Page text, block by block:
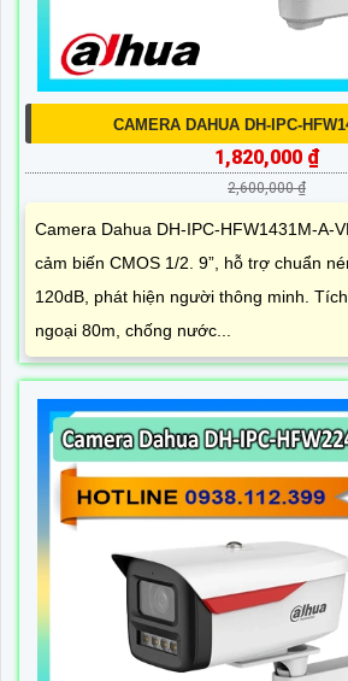
CAMERA DAHUA DH-IPC-
1,820,000 ₫
2,600,000 ₫
Camera Dahua DH-IPC-HFW1431M-A-
cảm biến CMOS 1/2. 9”, hỗ trợ chuẩn
120dB, phát hiện người thông minh.
ngoại 80m, chống nước...